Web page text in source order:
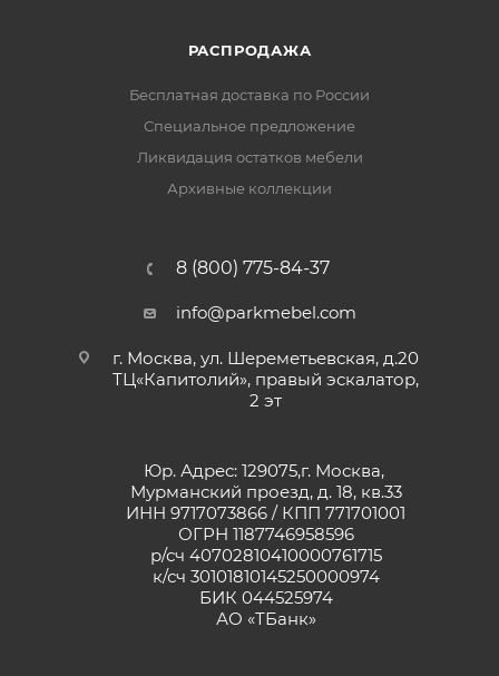
РАСПРОДАЖА
Бесплатная доставка по России
Специальное предложение
Ликвидация остатков мебели
Архивные коллекции
8 (800) 775-84-37
info@parkmebel.com
г. Москва, ул. Шереметьевская, д.20
ТЦ«Капитолий», правый эскалатор,
2 эт
Юр. Адрес: 129075,г. Москва,
Мурманский проезд, д. 18, кв.33
ИНН 9717073866 / КПП 771701001
ОГРН 1187746958596
р/сч 40702810410000761715
к/сч 30101810145250000974
БИК 044525974
АО «ТБанк»